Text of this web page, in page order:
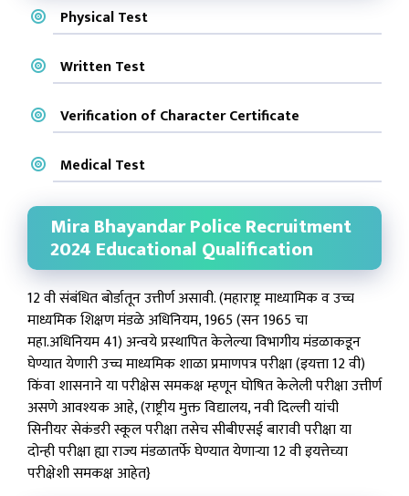
Physical Test
Written Test
Verification of Character Certificate
Medical Test
Mira Bhayandar Police Recruitment
2024 Educational Qualification
12 वी संबंधित बोर्डातून उत्तीर्ण असावी. (महाराष्ट्र माध्यामिक व उच्च
माध्यमिक शिक्षण मंडळे अधिनियम, 1965 (सन 1965 चा
महा.अधिनियम 41) अन्वये प्रस्थापित केलेल्या विभागीय मंडळाकडून
घेण्यात येणारी उच्च माध्यमिक शाळा प्रमाणपत्र परीक्षा (इयत्ता 12 वी)
किंवा शासनाने या परीक्षेस समकक्ष म्हणून घोषित केलेली परीक्षा उत्तीर्ण
असणे आवश्यक आहे, (राष्ट्रीय मुक्त विद्यालय, नवी दिल्ली यांची
सिनीयर सेकंडरी स्कूल परीक्षा तसेच सीबीएसई बारावी परीक्षा या
दोन्ही परीक्षा ह्या राज्य मंडळातर्फे घेण्यात येणाऱ्या 12 वी इयत्तेच्या
परीक्षेशी समकक्ष आहेत}